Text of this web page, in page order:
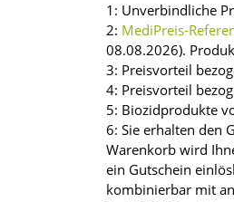
1: Unverbindliche
2: MediPreis-
08.08.2026).
3: Preisvorteil
4: Preisvorteil
5: Biozidprodukte
6: Sie erhalten den
Warenkorb wird
ein Gutschein
kombinierbar mit